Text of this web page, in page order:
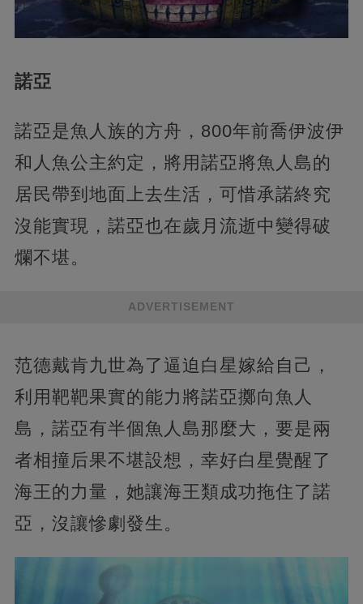
諾亞
諾亞是魚人族的方舟，800年前喬伊波伊
和人魚公主約定，將用諾亞將魚人島的
居民帶到地面上去生活，可惜承諾終究
沒能實現，諾亞也在歲月流逝中變得破
爛不堪。
ADVERTISEMENT
范德戴肯九世為了逼迫白星嫁給自己，
利用靶靶果實的能力將諾亞擲向魚人
島，諾亞有半個魚人島那麼大，要是兩
者相撞后果不堪設想，幸好白星覺醒了
海王的力量，她讓海王類成功拖住了諾
亞，沒讓慘劇發生。